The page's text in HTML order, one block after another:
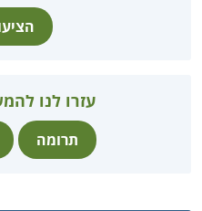
עזרו לנו
תרומה